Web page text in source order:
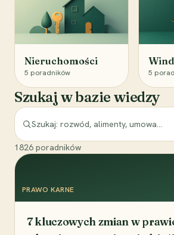
Nieruchomości
5 poradników 5
Szukaj w bazie wiedzy
1826 poradników
PRAWO KARNE
7 kluczowych zmian w